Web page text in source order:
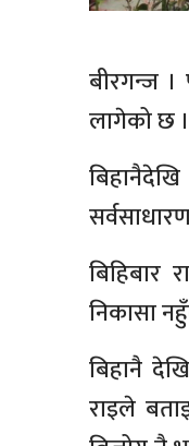
बीरगन्ज
लागेको छ ।
बिहिबार
निकासा
बिहानै
राइले